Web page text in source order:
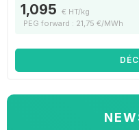
1,095 € HT/kg
PEG forward : 21,75 €/MWh